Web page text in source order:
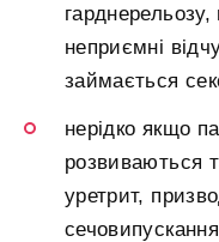
неприємні
займається
нерідко якщо
розвиваються
уретрит,